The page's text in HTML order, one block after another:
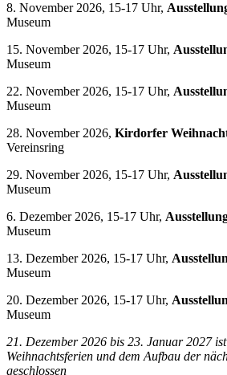
8. November 2026, 15-17 Uhr,
Museum
15. November 2026, 15-17 Uhr,
Museum
22. November 2026, 15-17 Uhr,
Museum
28. November 2026, Kirdorfer
Vereinsring
29. November 2026, 15-17 Uhr,
Museum
6. Dezember 2026, 15-17 Uhr,
Museum
13. Dezember 2026, 15-17 Uhr,
Museum
20. Dezember 2026, 15-17 Uhr,
Museum
21. Dezember 2026 bis 23. Januar 2027 i
Weihnachtsferien und dem Aufbau der
geschlossen